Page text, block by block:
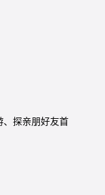
探亲朋好友首